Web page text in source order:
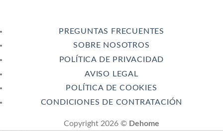
PREGUNTAS FRECUENTES
SOBRE NOSOTROS
POLÍTICA DE PRIVACIDAD
AVISO LEGAL
POLÍTICA DE COOKIES
CONDICIONES DE CONTRATACIÓN
Copyright 2026 © Dehome